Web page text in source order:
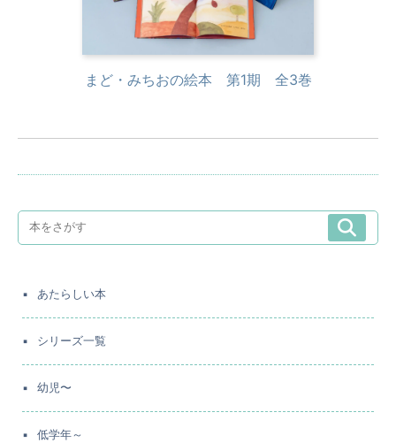
まど・みちおの絵本 第1期 全3巻
あたらしい本
シリーズ一覧
幼児〜
低学年～